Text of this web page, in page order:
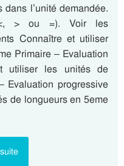
l’unité demandée.
> ou =). Voir les
Connaître et utiliser
Primaire – Evaluation
utiliser les unités de
Evaluation progressive
de longueurs en 5eme